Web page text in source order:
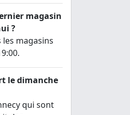
magasin
?
magasins
le dimanche
qui sont